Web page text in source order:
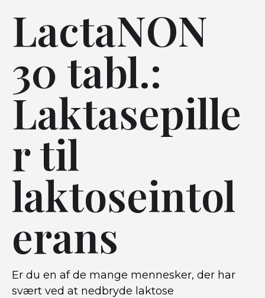
LactaNON
30 tabl.:
Laktasepille
r til
laktoseintol
erans
Er du en af de mange mennesker, der har
svært ved at nedbryde laktose